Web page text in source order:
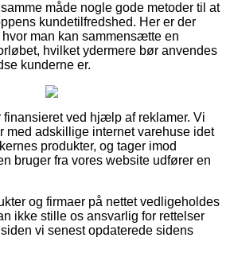
måde nogle gode metoder til at
kundetilfredshed. Her er der
man kan sammensætte en
hvilket ydermere bør anvendes
kunderne er.
finansieret ved hjælp af reklamer. Vi
med adskillige internet varehuse idet
produkter, og tager imod
bruger fra vores website udfører en
og firmaer på nettet vedligeholdes
ikke stille os ansvarlig for rettelser
vi senest opdaterede sidens